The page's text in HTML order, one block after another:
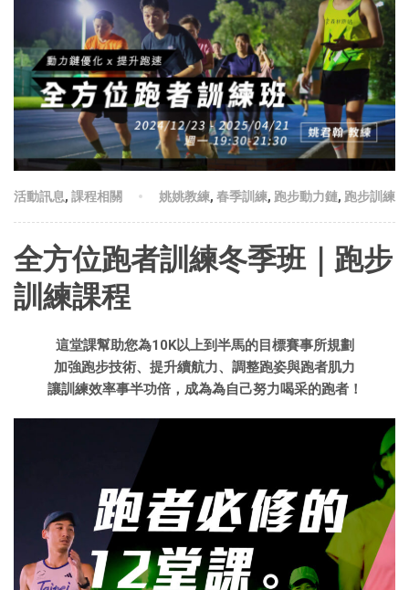
活動訊息, 課程相關 姚姚教練, 春季訓練, 跑步動力鏈, 跑步訓練
全方位跑者訓練冬季班｜跑步
訓練課程
這堂課幫助您為10K以上到半馬的目標賽事所規劃
加強跑步技術、提升續航力、調整跑姿與跑者肌力
讓訓練效率事半功倍， 成為為自己努力喝采的跑者！